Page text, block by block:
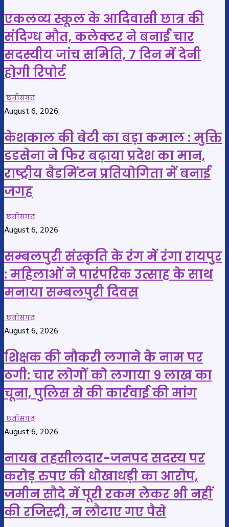
एकलव्य स्कूल के आदिवासी छात्र की
संदिग्ध मौत, कलेक्टर ने बनाई चार
सदस्यीय जांच समिति, 7 दिन में देनी
होगी रिपोर्ट
छतीसगढ़
August 6, 2026
केशकाल की बेटी का बड़ा कमाल : मुक्ति
डडसेना ने फिर बढ़ाया प्रदेश का मान,
राष्ट्रीय बैडमिंटन प्रतियोगिता में बनाई
जगह
छतीसगढ़
August 6, 2026
सम्बलपुरी संस्कृति के रंग में रंगा रायपुर
: महिलाओं ने पारंपरिक उत्साह के साथ
मनाया सम्बलपुरी दिवस
छतीसगढ़
August 6, 2026
शिक्षक की नौकरी लगाने के नाम पर
ठगी: चार लोगों को लगाया 9 लाख का
चूना, पुलिस से की कार्रवाई की मांग
छतीसगढ़
August 6, 2026
नायब तहसीलदार-जनपद सदस्य पर
करोड़ रुपए की धोखाधड़ी का आरोप,
जमीन सौदे में पूरी रकम लेकर भी नहीं
की रजिस्ट्री, न लौटाए गए पैसे